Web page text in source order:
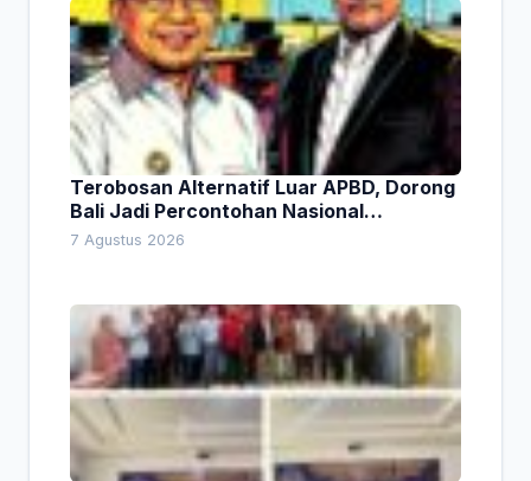
Terobosan Alternatif Luar APBD, Dorong
Bali Jadi Percontohan Nasional
Pembiayaan Daerah
7 Agustus 2026